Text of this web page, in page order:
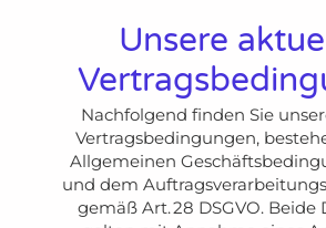
Unsere
Nachfolgend finden Sie
Vertragsbedingungen,
Allgemeinen
und dem
gemäß Art. 28 DSGVO.